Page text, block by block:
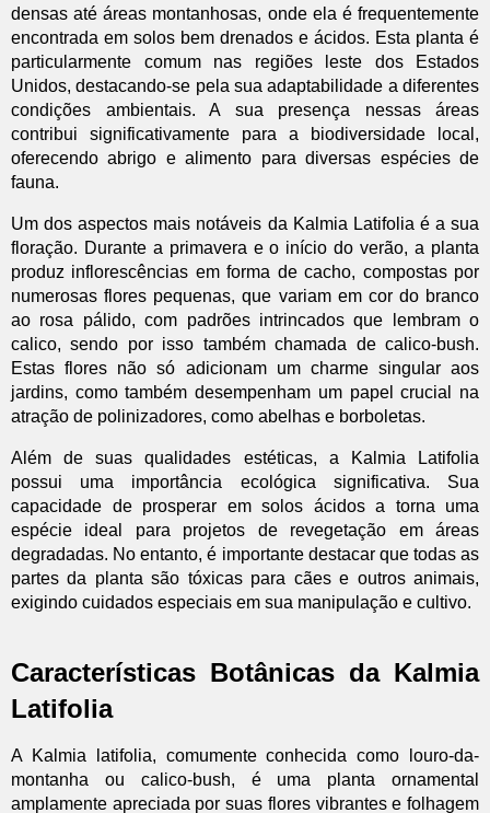
densas até áreas montanhosas, onde ela é frequentemente
encontrada em solos bem drenados e ácidos. Esta planta é
particularmente comum nas regiões leste dos Estados
Unidos, destacando-se pela sua adaptabilidade a diferentes
condições ambientais. A sua presença nessas áreas
contribui significativamente para a biodiversidade local,
oferecendo abrigo e alimento para diversas espécies de
fauna.
Um dos aspectos mais notáveis da Kalmia Latifolia é a sua
floração. Durante a primavera e o início do verão, a planta
produz inflorescências em forma de cacho, compostas por
numerosas flores pequenas, que variam em cor do branco
ao rosa pálido, com padrões intrincados que lembram o
calico, sendo por isso também chamada de calico-bush.
Estas flores não só adicionam um charme singular aos
jardins, como também desempenham um papel crucial na
atração de polinizadores, como abelhas e borboletas.
Além de suas qualidades estéticas, a Kalmia Latifolia
possui uma importância ecológica significativa. Sua
capacidade de prosperar em solos ácidos a torna uma
espécie ideal para projetos de revegetação em áreas
degradadas. No entanto, é importante destacar que todas as
partes da planta são tóxicas para cães e outros animais,
exigindo cuidados especiais em sua manipulação e cultivo.
Características Botânicas da Kalmia
Latifolia
A Kalmia latifolia, comumente conhecida como louro-da-
montanha ou calico-bush, é uma planta ornamental
amplamente apreciada por suas flores vibrantes e folhagem